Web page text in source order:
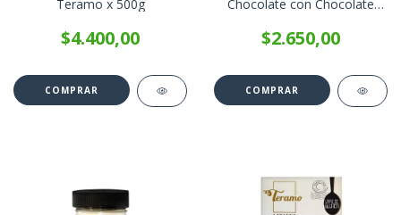
Teramo x 500g
$4.400,00
Chocolate con Chocolate
$2.650,00